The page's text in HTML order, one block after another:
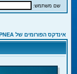
שם משתמש:
אינדקס הפורומים של APNEA